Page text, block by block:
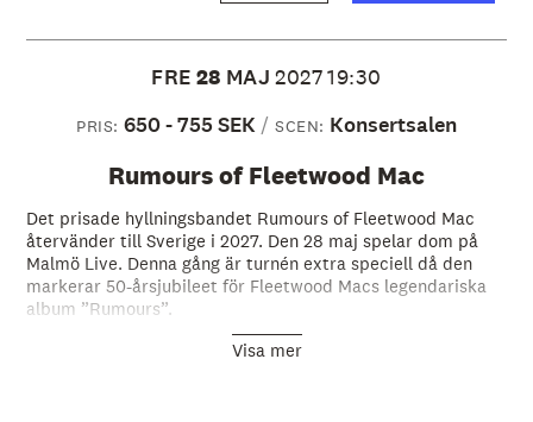
FRE 28 MAJ 202719:30
PRIS: 650 - 755 SEK SCEN: Konsertsalen
Rumours of Fleetwood Mac
Det prisade hyllningsbandet Rumours of Fleetwood Mac
återvänder till Sverige i 2027. Den 28 maj spelar dom på
Malmö Live. Denna gång är turnén extra speciell då den
markerar 50-årsjubileet för Fleetwood Macs legendariska
album ”Rumours”.
Visa mer